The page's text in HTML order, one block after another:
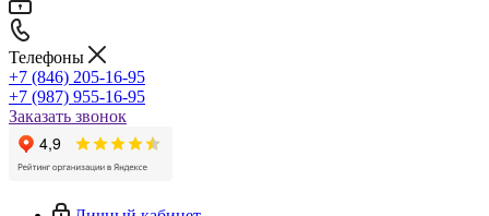
Телефоны
+7 (846) 205-16-95
+7 (987) 955-16-95
Заказать звонок